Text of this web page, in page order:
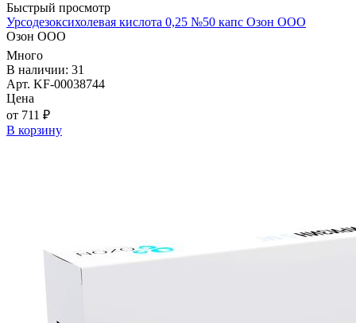
Быстрый просмотр
Урсодезоксихолевая кислота 0,25 №50 капс Озон ООО
Озон ООО
Много
В наличии: 31
Арт. KF-00038744
Цена
от 711 ₽
В корзину